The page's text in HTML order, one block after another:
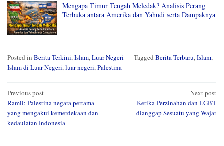
Mengapa Timur Tengah Meledak? Analisis Perang
Terbuka antara Amerika dan Yahudi serta Dampaknya
Posted in Berita Terkini,Islam,Luar Negeri Tagged Berita Terbaru,Islam,
Islam di Luar Negeri,luar negeri,Palestina
Post
navigation
Previous post
Ramli: Palestina negara pertama
yang mengakui kemerdekaan dan
kedaulatan Indonesia
Next post
Ketika Perzinahan dan LGBT
dianggap Sesuatu yang Wajar